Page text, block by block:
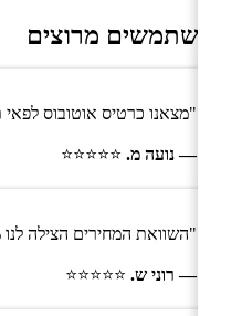
משתמשים מרוצים
"מצאנו כרטיס אוטובוס לפאי
— נועה מ. ⭐⭐⭐⭐⭐
"השוואת המחירים הצילה לנו 30%. ממש שימושי."
— רוני ש. ⭐⭐⭐⭐⭐